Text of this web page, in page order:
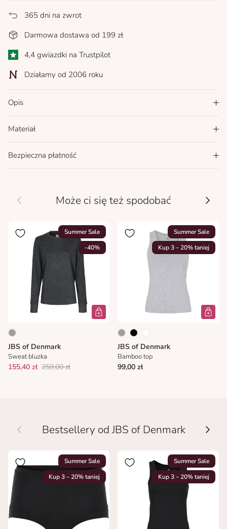
365 dni na zwrot
Darmowa dostawa od 199 zł
4,4 gwiazdki na Trustpilot
Działamy od 2006 roku
Opis
Materiał
Bezpieczna płatność
Wcześniej Może ci się też spodobać
Summer Sale
-40%
JBS of Denmark
Sweat bluzka
155,40 zł 259,00 zł
Summer Sale
Kup 3 – 20% taniej
JBS of Denmark
Bamboo top
99,00 zł
WcześniejBestsellery od JBS of Denmark
Summer Sale
Kup 3 – 20% taniej
Summer Sale
Kup 3 – 20% taniej